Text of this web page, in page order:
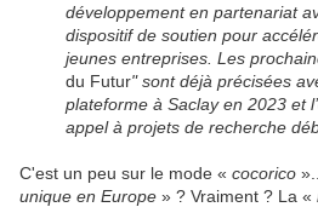
développement en partenariat
dispositif de soutien pour
jeunes entreprises. Les
du Futur" sont déjà précisées
plateforme à Saclay en 2023 et
appel à projets de recherche
C'est un peu sur le mode « cocorico
unique en Europe » ? Vraiment ? La «